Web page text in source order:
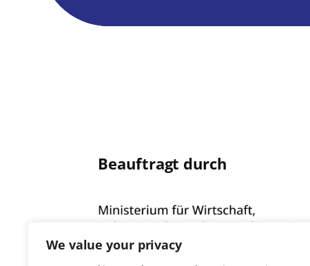
We value your privacy
Beauftragt durch